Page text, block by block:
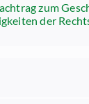
zum
der